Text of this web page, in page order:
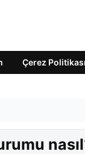
Çerez Politikası